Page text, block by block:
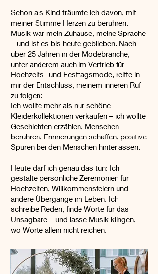
Schon als Kind träumte ich davon, mit
meiner Stimme Herzen zu berühren.
Musik war mein Zuhause, meine Sprache
– und ist es bis heute geblieben. Nach
über 25 Jahren in der Modebranche,
unter anderem auch im Vertrieb für
Hochzeits- und Festtagsmode, reifte in
mir der Entschluss, meinem inneren Ruf
zu folgen:
Ich wollte mehr als nur schöne
Kleiderkollektionen verkaufen – ich wollte
Geschichten erzählen, Menschen
berühren, Erinnerungen schaffen, positive
Spuren bei den Menschen hinterlassen.
Heute darf ich genau das tun: Ich
gestalte persönliche Zeremonien für
Hochzeiten, Willkommensfeiern und
andere Übergänge im Leben. Ich
schreibe Reden, finde Worte für das
Unsagbare – und lasse Musik klingen,
wo Worte allein nicht reichen.